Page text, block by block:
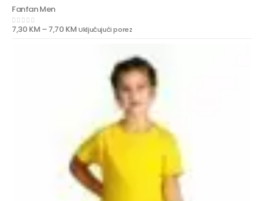
Fanfan Men
0 out of 5
7,30 KM – 7,70 KMUključujući porez